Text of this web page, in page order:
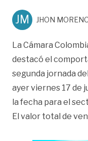
JM JHON
La Cámara
destacó el
segunda jornada
ayer viernes 17 de
la fecha para el
El valor total de